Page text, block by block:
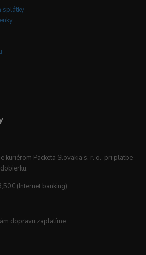
splátky
kuriérom Packeta Slovakia s. r. o. pri platbe
(Internet banking)
dopravu zaplatíme